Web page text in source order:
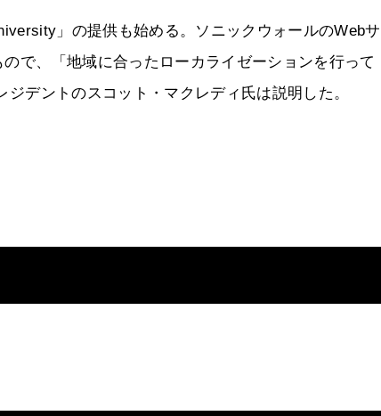
」の提供も始める。ソニックウォールのWebサ
で、「地域に合ったローカライゼーションを行って
デントのスコット・マクレディ氏は説明した。